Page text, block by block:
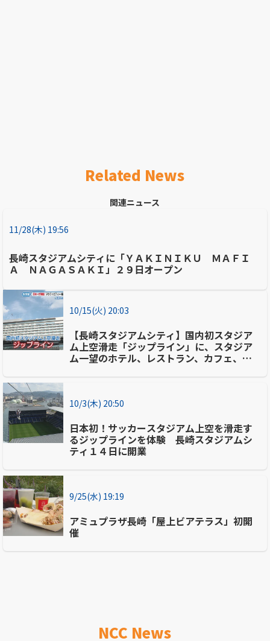
Related News
関連ニュース
11/28(木) 19:56
長崎スタジアムシティに「ＹＡＫＩＮＩＫＵ ＭＡＦＩ
Ａ ＮＡＧＡＳＡＫＩ」２９日オープン
10/15(火) 20:03
【長崎スタジアムシティ】国内初スタジア
ム上空滑走「ジップライン」に、スタジア
ム一望のホテル、レストラン、カフェ、温
10/3(木) 20:50
日本初！サッカースタジアム上空を滑走す
るジップラインを体験 長崎スタジアムシ
ティ１４日に開業
9/25(水) 19:19
アミュプラザ長崎「屋上ビアテラス」初開
催
NCC News